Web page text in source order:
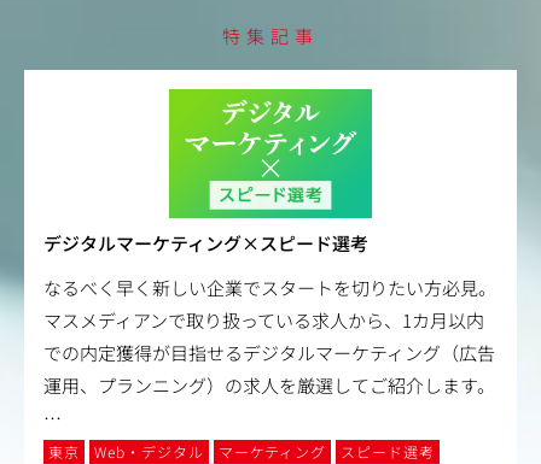
特集記事
デジタルマーケティング×スピード選考
なるべく早く新しい企業でスタートを切りたい方必見。
マスメディアンで取り扱っている求人から、1カ月以内
での内定獲得が目指せるデジタルマーケティング（広告
運用、プランニング）の求人を厳選してご紹介します。
…
東京 Web・デジタル マーケティング スピード選考